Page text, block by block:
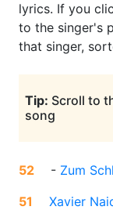
lyrics. If you
to the singer's
that singer,
Tip: Scroll to
song
52 - Zum
51
Xavier